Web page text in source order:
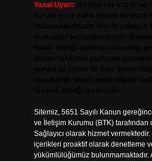
Yasal Uyarı:
Sitemiz, 5651 Sayılı Kanun
ve İletişim Kurumu (BTK) tarafından
Sağlayıcı olarak hizmet
içerikleri proaktif olarak denetleme
yükümlülüğümüz bulunmamaktadır.